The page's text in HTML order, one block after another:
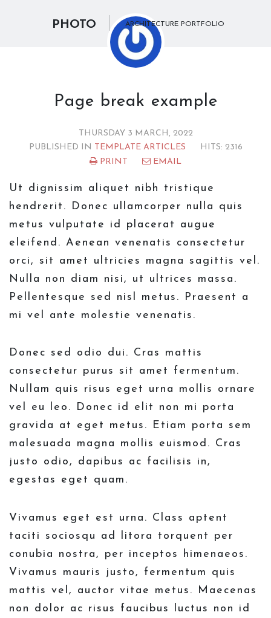
PHOTO ARCHITECTURE PORTFOLIO
Page break example
THURSDAY 3 MARCH, 2022
PUBLISHED IN TEMPLATE ARTICLES
HITS: 2316
PRINT
EMAIL
Ut dignissim aliquet nibh tristique
hendrerit. Donec ullamcorper nulla quis
metus vulputate id placerat augue
eleifend. Aenean venenatis consectetur
orci, sit amet ultricies magna sagittis vel.
Nulla non diam nisi, ut ultrices massa.
Pellentesque sed nisl metus. Praesent a
mi vel ante molestie venenatis.
Donec sed odio dui. Cras mattis
consectetur purus sit amet fermentum.
Nullam quis risus eget urna mollis ornare
vel eu leo. Donec id elit non mi porta
gravida at eget metus. Etiam porta sem
malesuada magna mollis euismod. Cras
justo odio, dapibus ac facilisis in,
egestas eget quam.
Vivamus eget est urna. Class aptent
taciti sociosqu ad litora torquent per
conubia nostra, per inceptos himenaeos.
Vivamus mauris justo, fermentum quis
mattis vel, auctor vitae metus. Maecenas
non dolor ac risus faucibus luctus non id